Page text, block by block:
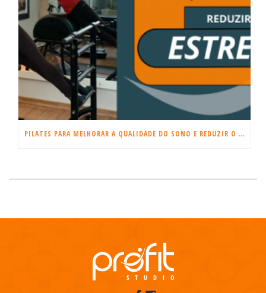
PILATES PARA MELHORAR A QUALIDADE DO SONO E REDUZIR O ESTRESSE